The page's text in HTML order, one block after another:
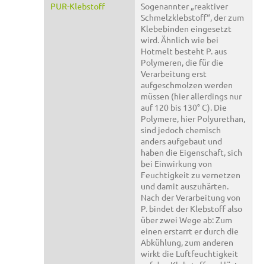
PUR-Klebstoff
Sogenannter „reaktiver
Schmelzklebstoff“, der zum
Klebebinden eingesetzt
wird. Ähnlich wie bei
Hotmelt besteht P. aus
Polymeren, die für die
Verarbeitung erst
aufgeschmolzen werden
müssen (hier allerdings nur
auf 120 bis 130° C). Die
Polymere, hier Polyurethan,
sind jedoch chemisch
anders aufgebaut und
haben die Eigenschaft, sich
bei Einwirkung von
Feuchtigkeit zu vernetzen
und damit auszuhärten.
Nach der Verarbeitung von
P. bindet der Klebstoff also
über zwei Wege ab: Zum
einen erstarrt er durch die
Abkühlung, zum anderen
wirkt die Luftfeuchtigkeit